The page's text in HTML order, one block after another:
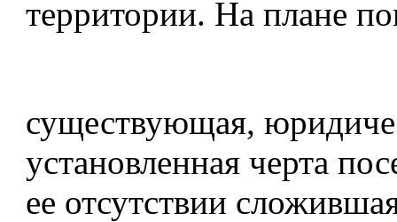
территории. На плане
существующая,
установленная черта
ее отсутствии